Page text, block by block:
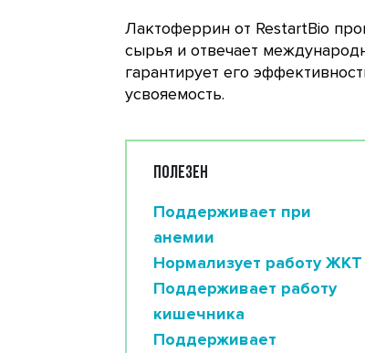
Лактоферрин от RestartBio
сырья и отвечает
гарантирует его
усвояемость.
ПОЛЕЗЕН
Поддерживает при
анемии
Нормализует работу ЖКТ
Поддерживает работу
кишечника
Поддерживает